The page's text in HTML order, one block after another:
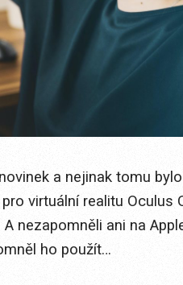
a nejinak tomu
virtuální realitu Oculus
nezapomněli ani na
ho použít…